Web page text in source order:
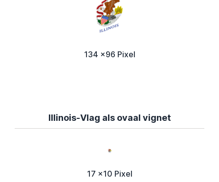
134 x96 Pixel
Illinois-Vlag als ovaal vignet
17 x10 Pixel